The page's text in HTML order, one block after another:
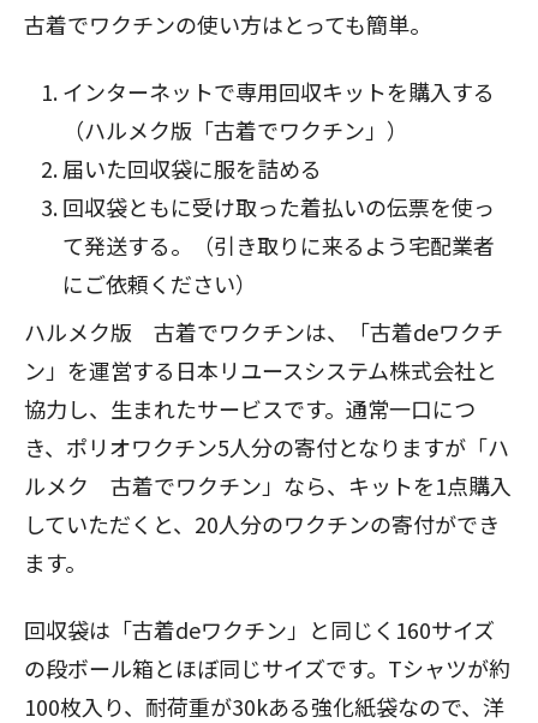
古着でワクチンの使い方はとっても簡単。
インターネットで専用回収キットを購入する
（ハルメク版「古着でワクチン 」）
届いた回収袋に服を詰める
回収袋ともに受け取った着払いの伝票を使っ
て発送する。（引き取りに来るよう宅配業者
にご依頼ください）
ハルメク版 古着でワクチンは、「古着deワクチ
ン」を運営する日本リユースシステム株式会社と
協力し、生まれたサービスです。通常一口につ
き、ポリオワクチン5人分の寄付となりますが「ハ
ルメク 古着でワクチン」なら、キットを1点購入
していただくと、20人分のワクチンの寄付ができ
ます。
回収袋は「古着deワクチン」と同じく160サイズ
の段ボール箱とほぼ同じサイズです。Tシャツが約
100枚入り、耐荷重が30kある強化紙袋なので、洋